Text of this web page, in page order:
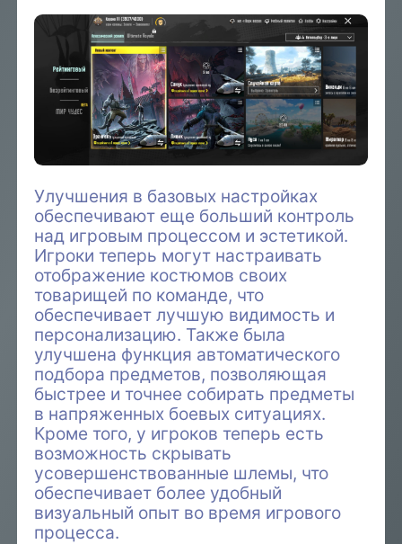
Улучшения в базовых настройках
обеспечивают еще больший контроль
над игровым процессом и эстетикой.
Игроки теперь могут настраивать
отображение костюмов своих
товарищей по команде, что
обеспечивает лучшую видимость и
персонализацию. Также была
улучшена функция автоматического
подбора предметов, позволяющая
быстрее и точнее собирать предметы
в напряженных боевых ситуациях.
Кроме того, у игроков теперь есть
возможность скрывать
усовершенствованные шлемы, что
обеспечивает более удобный
визуальный опыт во время игрового
процесса.